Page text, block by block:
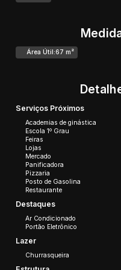
Área Útil:67 m²
Serviços Próximos
Academias de ginástica
Escola 1º Grau
Feiras
Lojas
Mercado
Panificadora
Pizzaria
Posto de Gasolina
Restaurante
Destaques
Ar Condicionado
Portão Eletrônico
Lazer
Churrasqueira